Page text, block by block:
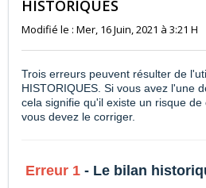
HISTORIQUES
Modifié le : Mer, 16 Juin, 2021 à 3:21 H
Trois erreurs peuvent résulter de
HISTORIQUES. Si vous avez l'une
cela signifie qu'il existe un risque
vous devez le corriger.
Erreur 1- Le bilan